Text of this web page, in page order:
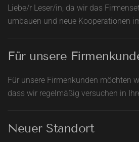
Liebe/r Leser/in, da wir das
umbauen und neue Kooperationen
Für unsere
Für unsere Firmenkunden möchten
dass wir regelmäßig versuchen in
Neuer Standort